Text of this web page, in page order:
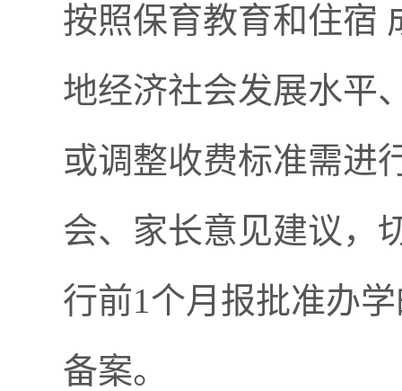
按照保育教育和住宿
地经济社会发展水平
或调整收费标准需进
会、家长意见建议，
行前1个月报批准办
备案。